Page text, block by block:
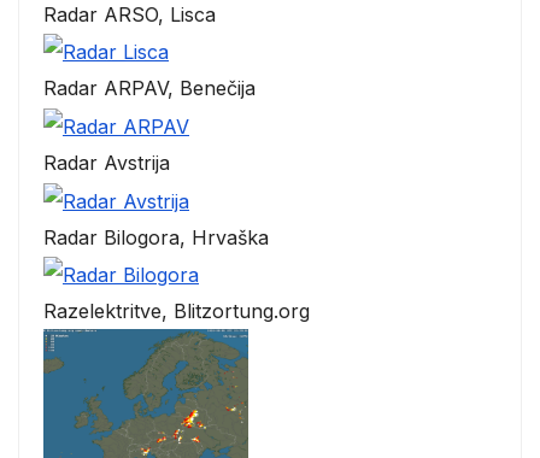
Radar ARSO, Lisca
Radar ARPAV, Benečija
Radar Avstrija
Radar Bilogora, Hrvaška
Razelektritve, Blitzortung.org